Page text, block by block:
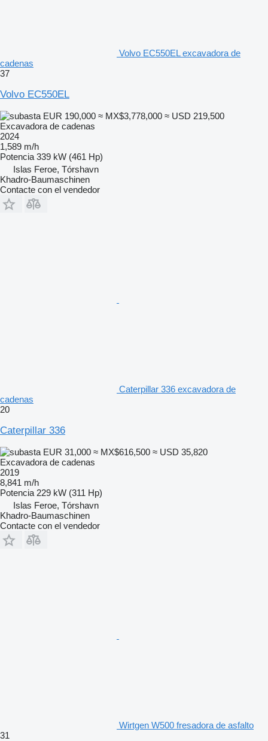
Volvo EC550EL excavadora de
cadenas
37
Volvo EC550EL
EUR 190,000 ≈ MX$3,778,000 ≈ USD 219,500
Excavadora de cadenas
2024
1,589 m/h
Potencia 339 kW (461 Hp)
Islas Feroe, Tórshavn
Khadro-Baumaschinen
Contacte con el vendedor
Caterpillar 336 excavadora de
cadenas
20
Caterpillar 336
EUR 31,000 ≈ MX$616,500 ≈ USD 35,820
Excavadora de cadenas
2019
8,841 m/h
Potencia 229 kW (311 Hp)
Islas Feroe, Tórshavn
Khadro-Baumaschinen
Contacte con el vendedor
Wirtgen W500 fresadora de asfalto
31